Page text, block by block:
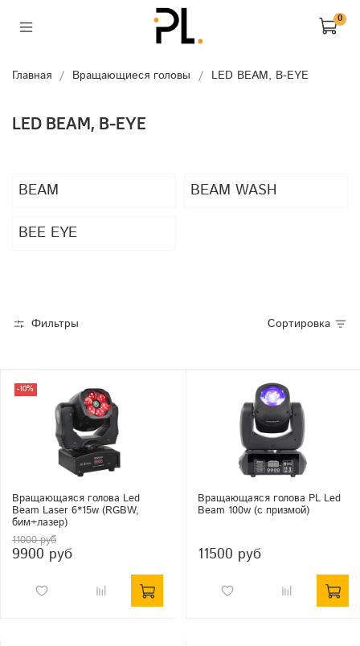
0
Главная Вращающиеся головы LED BEAM, B-EYE
LED BEAM, B-EYE
BEAM BEAM WASH
BEE EYE
Фильтры Сортировка
-10%
Вращающаяся голова Led
Beam Laser 6*15w (RGBW,
бим+лазер)
11000 руб
9900 руб
Вращающаяся голова PL Led
Beam 100w (с призмой)
11500 руб